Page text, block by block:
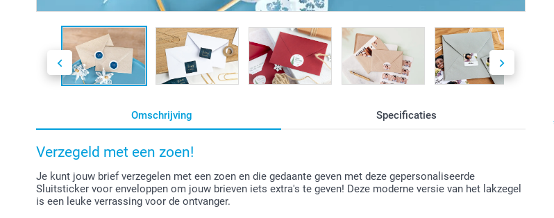
Omschrijving Specificaties
Verzegeld met een zoen!
Je kunt jouw brief verzegelen met een zoen en die gedaante geven met deze gepersonaliseerde
Sluitsticker voor enveloppen om jouw brieven iets extra's te geven! Deze moderne versie van het lakzegel
is een leuke verrassing voor de ontvanger.